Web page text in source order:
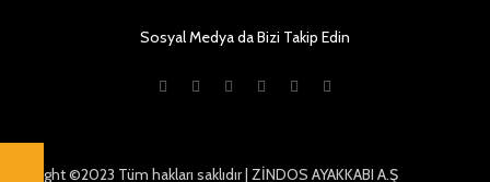
Sosyal Medya da Bizi Takip Edin
Copyright ©2023 Tüm hakları saklıdır | ZİNDOS AYAKKABI A.Ş